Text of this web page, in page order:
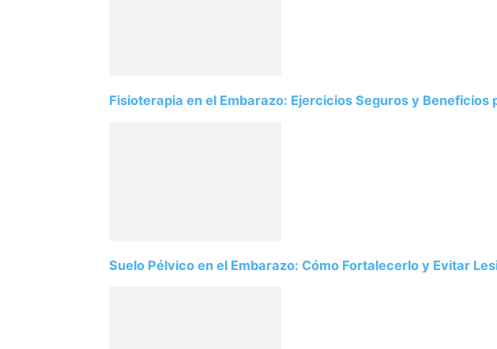
Fisioterapia en el Embarazo: Ejercicios Seguros y Beneficios
Suelo Pélvico en el Embarazo: Cómo Fortalecerlo y Evitar